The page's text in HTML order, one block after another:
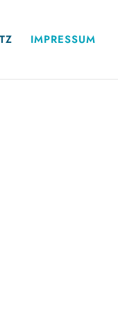
IMPRESSUM